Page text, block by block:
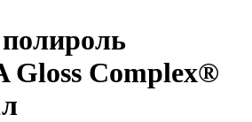
Gloss Complex®